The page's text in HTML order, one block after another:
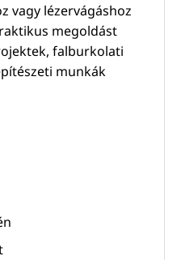
vagy lézervágáshoz
megoldást
falburkolati
munkák